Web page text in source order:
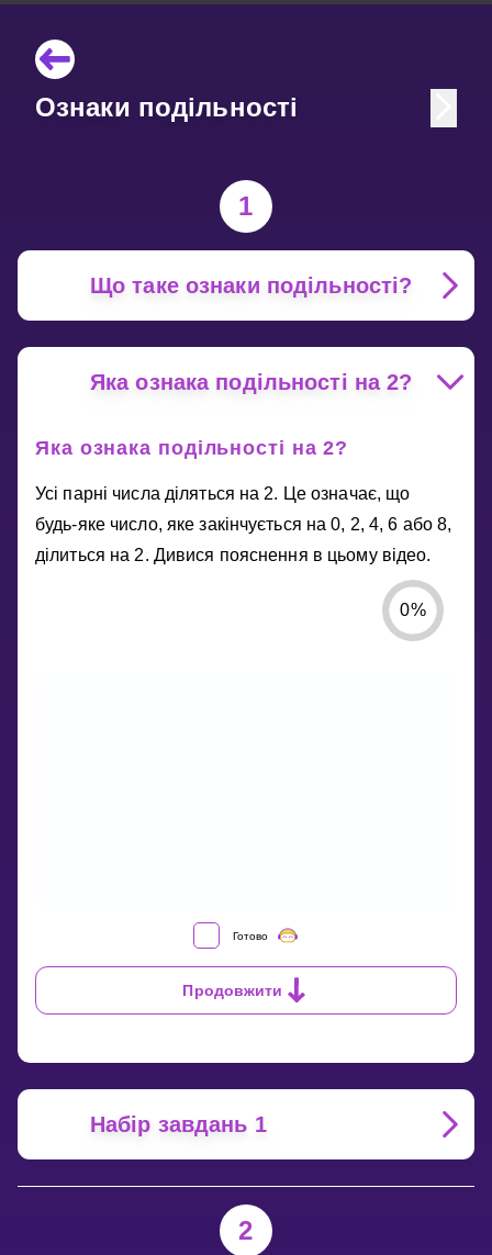
Ознаки подільності
1
Що таке ознаки подільності?
Яка ознака подільності на 2?
Яка ознака подільності на 2?
Усі парні числа діляться на 2. Це означає, що
будь-яке число, яке закінчується на 0, 2, 4, 6 або 8,
ділиться на 2. Дивися пояснення в цьому відео.
0%
ПОДІЛЬНОСТІ
2?
Готово
Продовжити
Набір завдань 1
2